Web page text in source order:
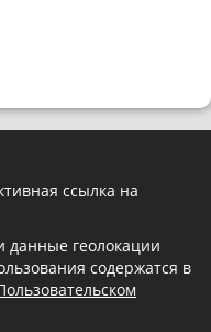
ссылка на
данные геолокации
содержатся в